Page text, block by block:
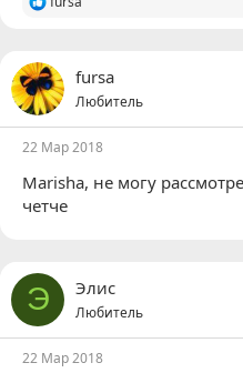
ц
и
и
:
fursa
Любитель
22 Мар 2018
Marisha, не могу
четче
Э Элис
Любитель
22 Мар 2018